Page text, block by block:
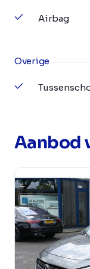
Airbag
Overige
Aanbod